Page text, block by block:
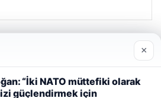
Haberler
ve geliştirmek amacıyla çerezler
×
“İki NATO müttefiki olarak
güçlendirmek için
study|lemagrup.com.tr